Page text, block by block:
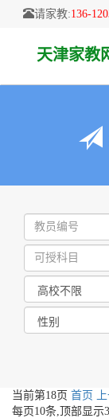
请家教:136-
天津家教
当前第18页 首页
每页 10条,顶部显示